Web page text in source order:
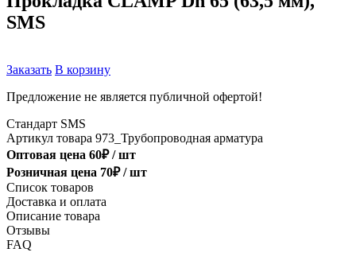
SMS
Заказать В корзину
Предложение не является публичной офертой!
Стандарт SMS
Артикул товара 973_Трубопроводная арматура
Оптовая цена 60₽ /шт
Розничная цена 70₽ /шт
Список товаров
Доставка и оплата
Описание товара
Отзывы
FAQ